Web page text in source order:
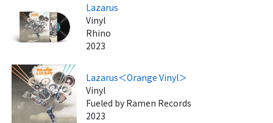
Lazarus
Vinyl
Rhino
2023
Lazarus＜Orange Vinyl＞
Vinyl
Fueled by Ramen Records
2023